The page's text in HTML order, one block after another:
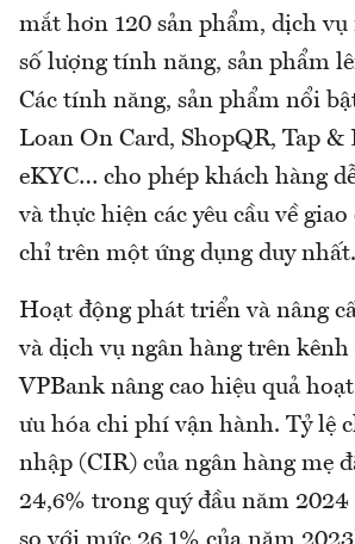
mắt hơn 120 sản phẩm, dịch
số lượng tính năng, sản phẩm
Các tính năng, sản phẩm nổi
Loan On Card, ShopQR, Tap &
eKYC… cho phép khách hàng
và thực hiện các yêu cầu về
chỉ trên một ứng dụng duy nhất.
Hoạt động phát triển và nâng
và dịch vụ ngân hàng trên kênh
VPBank nâng cao hiệu quả
ưu hóa chi phí vận hành. Tỷ lệ
nhập (CIR) của ngân hàng mẹ
24,6% trong quý đầu năm 2024